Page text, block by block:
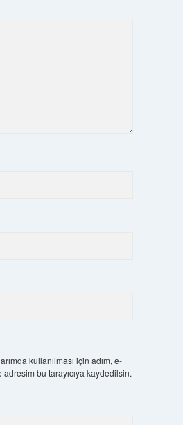
kullanılması için adım, e-
bu tarayıcıya kaydedilsin.